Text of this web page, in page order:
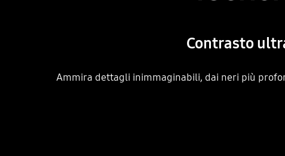
Contrasto
Ammira dettagli inimmaginabili, dai neri più